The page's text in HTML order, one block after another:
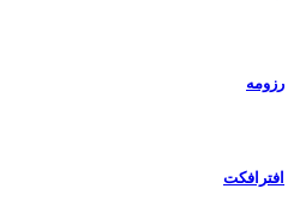
رزومه
افترافکت